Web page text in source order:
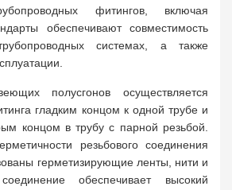
фитингов, включая
обеспечивают совместимость
системах, а также
полусгонов осуществляется
гладким концом к одной трубе и
концом в трубу с парной резьбой.
резьбового соединения
герметизирующие ленты, нити и
обеспечивает высокий